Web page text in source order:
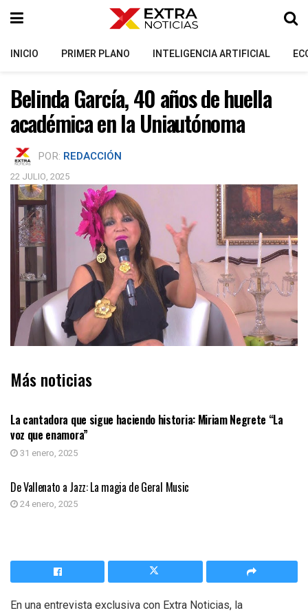
INICIO PRIMER PLANO INTELIGENCIA ARTIFICIAL
Belinda García, 40 años de huella
académica en la Uniautónoma
POR: REDACCIÓN
22 JULIO, 2025
Más noticias
La cantadora que sigue haciendo historia: Miriam Negrete “La
voz que enamora”
31 enero, 2025
CUADRO DE HONOR
De Vallenato a Jazz: La magia de Geral Music
24 enero, 2025
En una entrevista exclusiva con Extra Noticias, la